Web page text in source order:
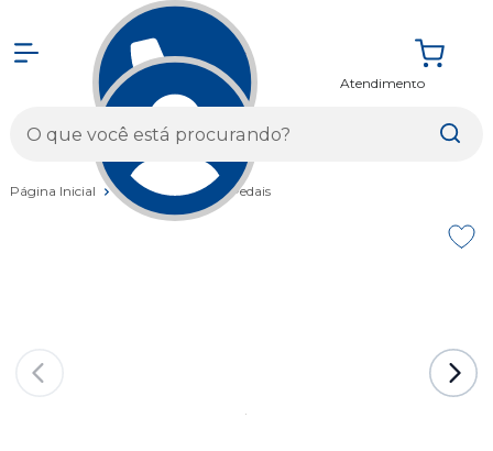
Atendimento
Página Inicial Componentes Pedais